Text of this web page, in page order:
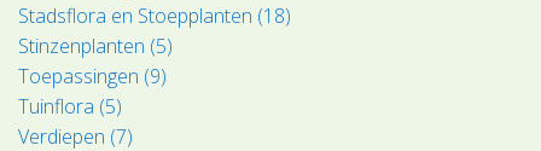
Stadsflora en Stoepplanten (18)
Stinzenplanten (5)
Toepassingen (9)
Tuinflora (5)
Verdiepen (7)